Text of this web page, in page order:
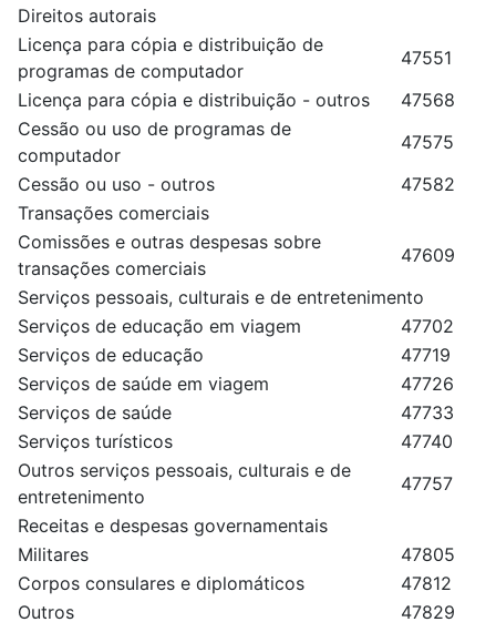
Direitos autorais
Licença para cópia e distribuição de
programas de computador
47551
Licença para cópia e distribuição - outros
47568
Cessão ou uso de programas de
computador
47575
Cessão ou uso - outros
47582
Transações comerciais
Comissões e outras despesas sobre
transações comerciais
47609
Serviços pessoais, culturais e de entretenimento
Serviços de educação em viagem
47702
Serviços de educação
47719
Serviços de saúde em viagem
47726
Serviços de saúde
47733
Serviços turísticos
47740
Outros serviços pessoais, culturais e de
entretenimento
47757
Receitas e despesas governamentais
Militares
47805
Corpos consulares e diplomáticos
47812
Outros
47829